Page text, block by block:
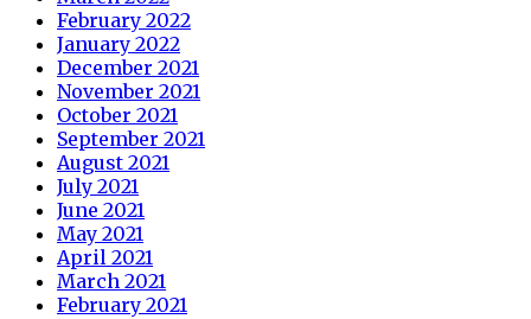
February 2022
January 2022
December 2021
November 2021
October 2021
September 2021
August 2021
July 2021
June 2021
May 2021
April 2021
March 2021
February 2021